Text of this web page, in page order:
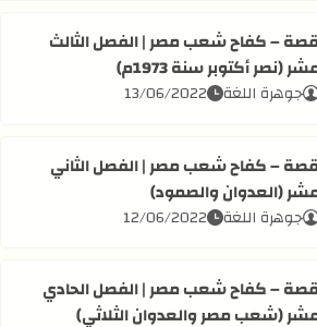
قصة – كفاح شعب مصر | الفصل الثالث عشر (نصر
قصة – كفاح شعب مصر | الفصل الثالث
(نصر أكتوبر سنة 1973م)
جوهرة اللغة 13/06/2022
عن قصة – كفاح شعب مصر | الفصل الثاني عشر
قصة – كفاح شعب مصر | الفصل الثاني
(العدوان والصمود)
جوهرة اللغة 12/06/2022
قصة – كفاح شعب مصر | الفصل الحادي
(شعب مصر والعدوان الثلاثي)